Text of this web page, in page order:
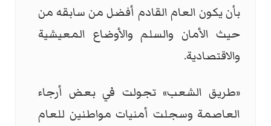
بأن يكون العام القادم أفضل من سابقه من
حيث الأمان والسلم والأوضاع المعيشية
والاقتصادية.
«طريق الشعب» تجولت في بعض أرجاء
العاصمة وسجلت أمنيات مواطنين للعام